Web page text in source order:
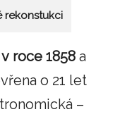
rekonstukci
roce 1858 a
o 21 let
–